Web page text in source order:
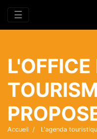
☰
L'OFFICE
Accueil L'agenda